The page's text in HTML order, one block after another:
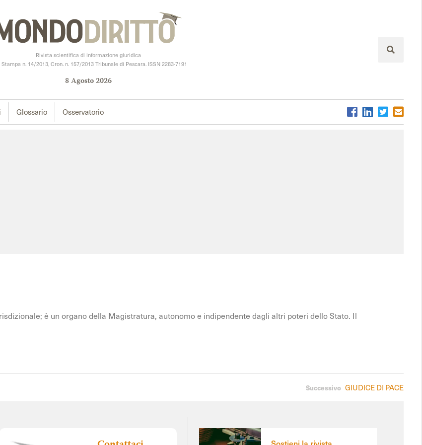
Rivista scientifica di informazione giuridica
Stampa n. 14/2013, Cron. n. 157/2013 Tribunale di Pescara. ISSN 2283-7191
8Agosto2026
Glossario Osservatorio
è un organo della Magistratura, autonomo e indipendente dagli altri poteri dello Stato. Il
Successivo GIUDICE DI PACE